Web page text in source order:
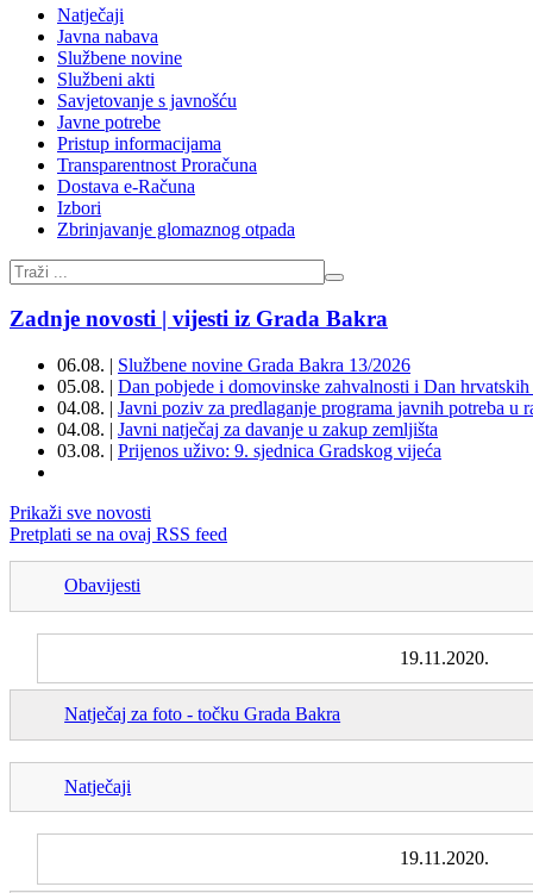
Natječaji
Javna nabava
Službene novine
Službeni akti
Savjetovanje s javnošću
Javne potrebe
Pristup informacijama
Transparentnost Proračuna
Dostava e-Računa
Izbori
Zbrinjavanje glomaznog otpada
Zadnje novosti | vijesti iz Grada Bakra
06.08. | Službene novine Grada Bakra 13/2026
05.08. | Dan pobjede i domovinske zahvalnosti i Dan
04.08. | Javni poziv za predlaganje programa javnih potreba
04.08. | Javni natječaj za davanje u zakup zemljišta
03.08. | Prijenos uživo: 9. sjednica Gradskog vijeća
Prikaži sve novosti
Pretplati se na ovaj RSS feed
Obavijesti
19.11.2020.
Natječaj za foto - točku Grada Bakra
Natječaji
19.11.2020.